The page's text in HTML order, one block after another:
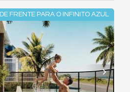
DE FRENTE PARA O INFINITO AZUL